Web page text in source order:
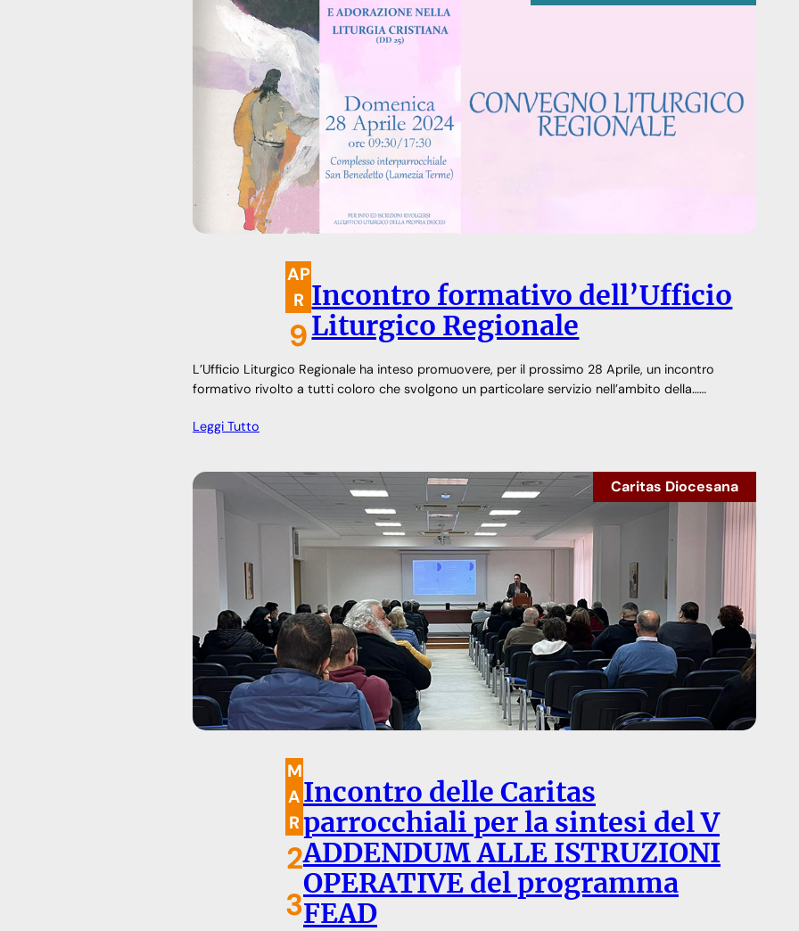
AP
R
9
Incontro formativo dell’Ufficio
Liturgico Regionale
L’Ufficio Liturgico Regionale ha inteso promuovere, per il prossimo 28 Aprile, un incontro
formativo rivolto a tutti coloro che svolgono un particolare servizio nell’ambito della……
Leggi Tutto
Caritas Diocesana
M
A
R
2
3
Incontro delle Caritas
parrocchiali per la sintesi del V
ADDENDUM ALLE ISTRUZIONI
OPERATIVE del programma
FEAD